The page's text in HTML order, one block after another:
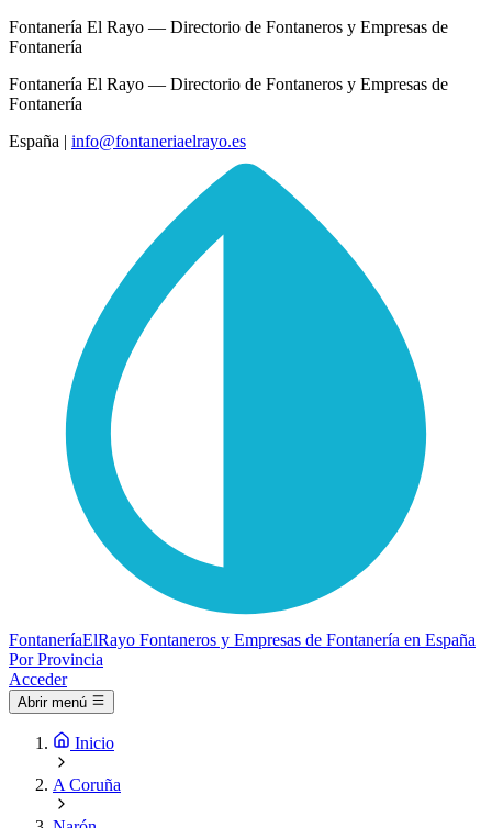
Fontanería El Rayo — Directorio de Fontaneros y Empresas de
Fontanería
Fontanería El Rayo — Directorio de Fontaneros y Empresas de
Fontanería
España | info@fontaneriaelrayo.es
FontaneríaElRayo Fontaneros y Empresas de Fontanería en España
Por Provincia
Acceder
Abrir menú
Inicio
A Coruña